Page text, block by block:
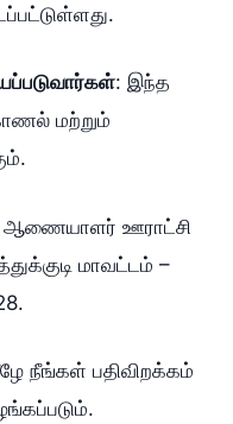
: இந்த
மற்றும்
ஆணையாளர் ஊராட்சி
மாவட்டம் –
நீங்கள் பதிவிறக்கம்